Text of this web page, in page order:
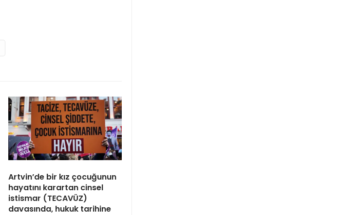
Artvin’de bir kız çocuğunun
hayatını karartan cinsel
istismar (TECAVÜZ)
davasında, hukuk tarihine